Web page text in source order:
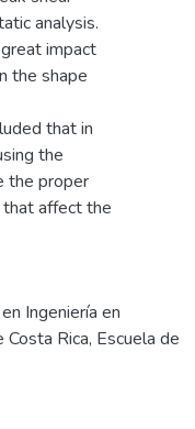
analysis.
impact
the shape
that in
the
the proper
affect the
Ingeniería en
Rica, Escuela de